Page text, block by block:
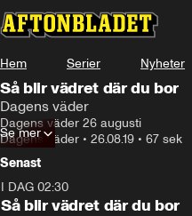
Hem Serier Nyheter
Så blir vädret där du bor
Dagens väder
Dagens väder 26 augusti
Dagens väder • 26.08.19 • 67 sek
Se mer
Senast
I DAG 02:30
Så blir vädret där du bor